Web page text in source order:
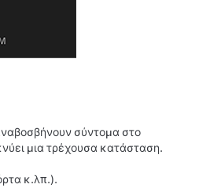
σύντομα στο
μια τρέχουσα κατάσταση.
κ.λπ.).